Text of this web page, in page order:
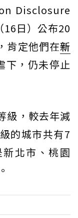
Disclosure
日）公布20
肯定他們在新
下，仍未停止
級，較去年減
的城市共有7
北市、桃園